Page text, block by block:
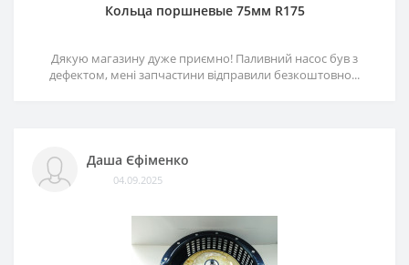
Кольца поршневые 75мм R175
Дякую магазину дуже приємно! Паливний насос був з
дефектом, мені запчастини відправили безкоштовно...
Даша Єфіменко
04.09.2025